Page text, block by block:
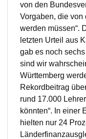
von den
Vorgaben, die von
werden müssen“.
letzten Urteil aus
gab es noch
sind wir
Württemberg
Rekordbeitrag
rund 17.000
könnten“. In einer
hielten nur 24